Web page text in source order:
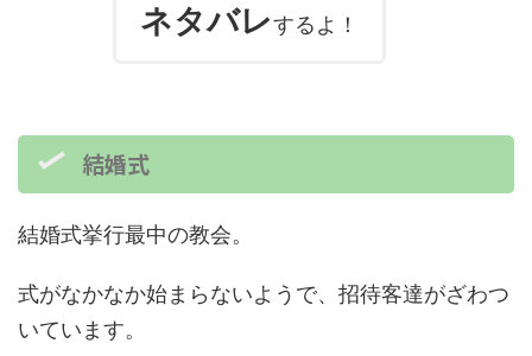
ネタバレするよ！
結婚式
結婚式挙行最中の教会。
式がなかなか始まらないようで、招待客達がざわつ
いています。